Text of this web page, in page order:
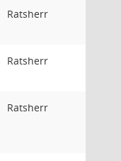
Ratsherr
Ratsherr
Ratsherr